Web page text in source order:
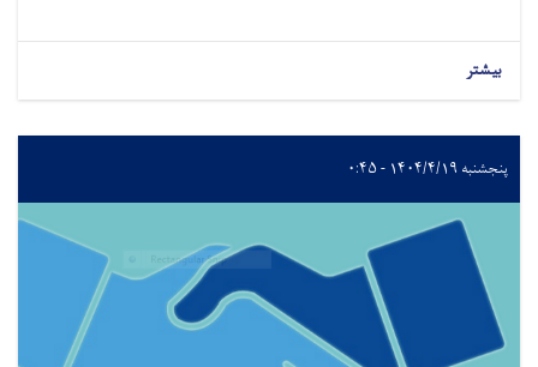
بیشتر
پنجشنبه ۱۴۰۴/۴/۱۹ - ۰:۴۵